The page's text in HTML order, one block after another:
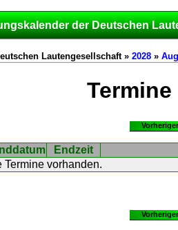
der Deutschen
Lautengesellschaft » 2028 »
Termine
Endzeit
vorhanden.